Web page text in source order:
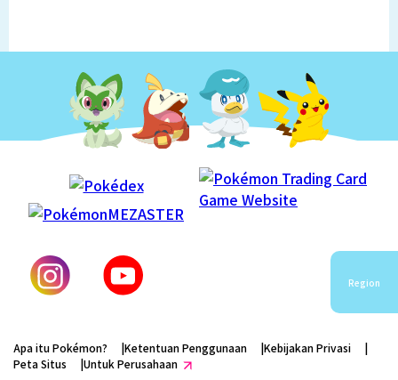
Region
Apa itu Pokémon? Ketentuan Penggunaan
Kebijakan Privasi
Peta Situs
Untuk Perusahaan